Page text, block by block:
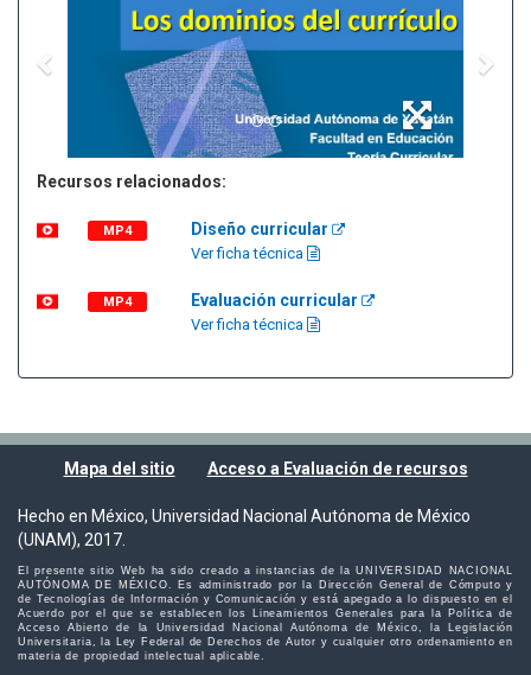
Recursos relacionados:
MP4 Diseño curricular
Ver ficha técnica
MP4 Evaluación curricular
Ver ficha técnica
Mapa del sitio Acceso a Evaluación de recursos
Hecho en México, Universidad Nacional Autónoma de México
(UNAM), 2017.
El presente sitio Web ha sido creado a instancias de la UNIVERSIDAD NACIONAL
AUTÓNOMA DE MÉXICO. Es administrado por la Dirección General de Cómputo y
de Tecnologías de Información y Comunicación y está apegado a lo dispuesto en el
Acuerdo por el que se establecen los Lineamientos Generales para la Política de
Acceso Abierto de la Universidad Nacional Autónoma de México, la Legislación
Universitaria, la Ley Federal de Derechos de Autor y cualquier otro ordenamiento en
materia de propiedad intelectual aplicable.